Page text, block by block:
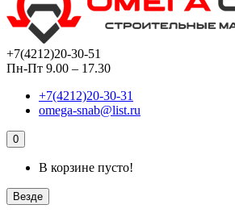
+7(4212)20-30-51
Пн-Пт 9.00 – 17.30
+7(4212)20-30-31
omega-snab@list.ru
0
В корзине пусто!
Везде